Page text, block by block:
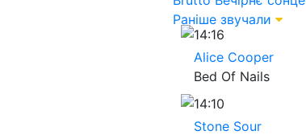
Раніше звучали
14:16
Alice Cooper
Bed Of Nails
14:10
Stone Sour